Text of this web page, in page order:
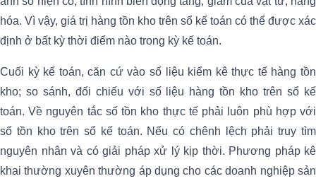
hóa. Vì vậy, giá trị hàng tồn kho trên sổ kế toán có thể được xác
định ở bất kỳ thời điểm nào trong kỳ kế toán.
Cuối kỳ kế toán, căn cứ vào số liệu kiểm kê thực tế hàng tồn
kho; so sánh, đối chiếu với số liệu hàng tồn kho trên sổ kế
toán. Về nguyên tắc số tồn kho thực tế phải luôn phù hợp với
số tồn kho trên sổ kế toán. Nếu có chênh lệch phải truy tìm
nguyên nhân và có giải pháp xử lý kịp thời. Phương pháp kê
khai thường xuyên thường áp dụng cho các doanh nghiệp sản